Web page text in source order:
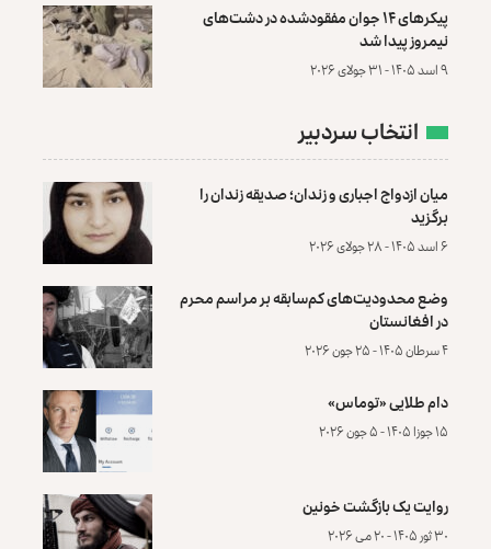
پیکرهای ۱۴ جوان مفقودشده در دشت‌های
نیمروز پیدا شد
۹ اسد ۱۴۰۵ - ۳۱ جولای ۲۰۲۶
انتخاب سردبیر
میان ازدواج اجباری و زندان؛ صدیقه زندان را
برگزید
۶ اسد ۱۴۰۵ - ۲۸ جولای ۲۰۲۶
وضع محدودیت‌های کم‌سابقه بر مراسم محرم
در افغانستان
۴ سرطان ۱۴۰۵ - ۲۵ جون ۲۰۲۶
دام طلایی «توماس»
۱۵ جوزا ۱۴۰۵ - ۵ جون ۲۰۲۶
روایت یک بازگشت خونین
۳۰ ثور ۱۴۰۵ - ۲۰ می ۲۰۲۶